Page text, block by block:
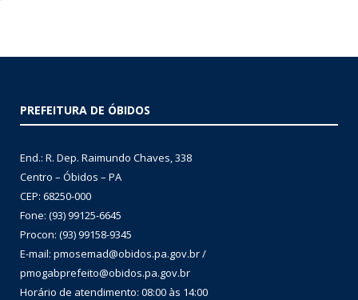
PREFEITURA DE ÓBIDOS
End.: R. Dep. Raimundo Chaves, 338
Centro – Óbidos – PA
CEP: 68250-000
Fone: (93) 99125-6645
Procon: (93) 99158-9345
E-mail: pmosemad@obidos.pa.gov.br /
pmogabprefeito@obidos.pa.gov.br
Horário de atendimento: 08:00 às 14:00